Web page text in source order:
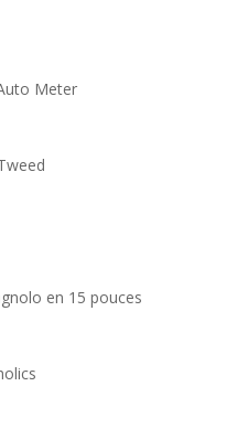
Meter
en 15 pouces